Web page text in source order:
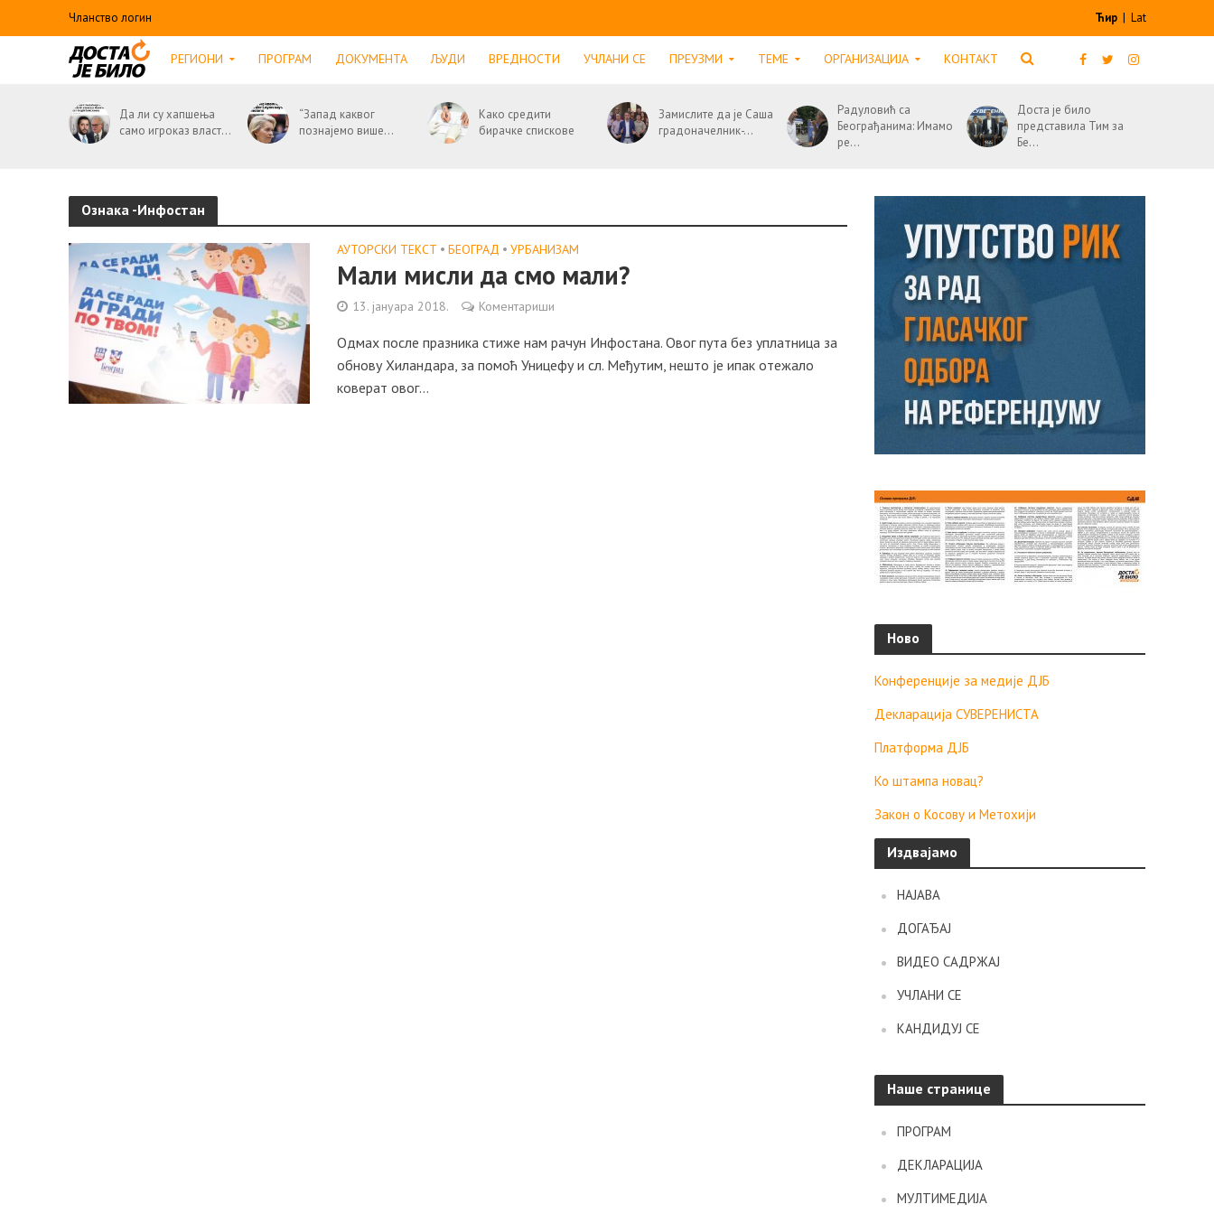
Чланство логин Ћир | Lat
РЕГИОНИ ПРОГРАМ ДОКУМЕНТА ЉУДИ ВРЕДНОСТИ УЧЛАНИ СЕ ПРЕУЗМИ ТЕМЕ ОРГАНИЗАЦИЈА КОНТАКТ
Да ли су хапшења
само игроказ власт...
“Запад каквог
познајемо више...
Како средити
бирачке спискове
Замислите да је Саша
градоначелник-...
Радуловић са
Београђанима: Имамо
ре...
Доста је било
представила Тим за
Бе...
Ознака -Инфостан
АУТОРСКИ ТЕКСТ • БЕОГРАД • УРБАНИЗАМ
Мали мисли да смо мали?
13. јануара 2018. Коментариши
Одмах после празника стиже нам рачун Инфостана. Овог пута без уплатница за
обнову Хиландара, за помоћ Уницефу и сл. Међутим, нешто је ипак отежало
коверат овог...
Ново
Конференције за медије ДЈБ
Декларација СУВЕРЕНИСТА
Платформа ДЈБ
Ко штампа новац?
Закон о Косову и Метохији
Издвајамо
НАЈАВА
ДОГАЂАЈ
ВИДЕО САДРЖАЈ
УЧЛАНИ СЕ
КАНДИДУЈ СЕ
Наше странице
ПРОГРАМ
ДЕКЛАРАЦИЈА
МУЛТИМЕДИЈА